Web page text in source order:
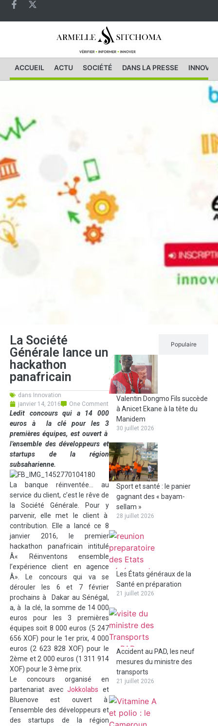
ACCUEIL ACTU SOCIÉTÉ DANS LA PRESSE
La Société
Générale lance un
hackathon
panafricain
dans Innovation
janvier 14, 2016
One Comment
Ledit concours qui a 14 000
euros à la clé pour les 3
premières équipes, est ouvert à
l’ensemble des développeurs et
startups de la région
subsaharienne.
La banque réinventée… au
service du client, c’est le rêve de
la Société Générale. Pour y
parvenir, elle met le client à
contribution. Elle a lancé ce 8
janvier 2016, le premier
hackathon panafricain intitulé
Â« Réinventons ensemble
l’expérience client en agence
Â». Le concours qui va se
dérouler les 6 et 7 février
prochains à Dakar au Sénégal,
a, à la clé, la somme de 14 000
euros pour les 3 premières
équipes soit 8 000 euros (5 247
656 XOF) pour le 1er prix, 4 000
euros (2 623 828 XOF) pour le
2ème et 2 000 euros (1 311 914
XOF) pour le 3 ème prix.
Le concours organisé en
partenariat avecJokkolabset
Bluenove est ouvert à
l’ensemble des développeurs et
des startups de la région
Populaire
Valentin Dongmo Fils succède
à Anicet Ekane à la tête du
Manidem
30 juillet 2026
Sport et santé : le panier
gagnant des « bayam-
sellam »
28 juillet 2026
Les États généraux de la
Santé en préparation
21 juillet 2026
Accident au PAD, les neuf
mesures du ministre des
transports
21 juillet 2026